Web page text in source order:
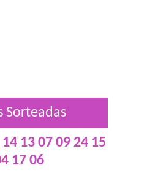
Sorteadas
13 07 09 24 15
17 06